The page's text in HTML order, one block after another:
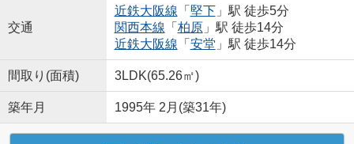
交通
近鉄大阪線 「 堅下」駅 徒歩5分
関西本線 「 柏原」駅 徒歩14分
近鉄大阪線 「 安堂 」駅 徒歩14分
間取り(面積) 3LDK(65.26㎡)
築年月 1995年 2月(築31年)